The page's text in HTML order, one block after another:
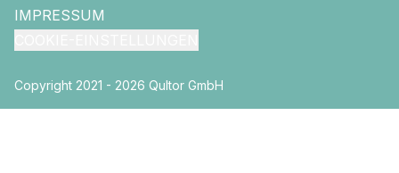
IMPRESSUM
Copyright 2021 - 2026 Qultor GmbH